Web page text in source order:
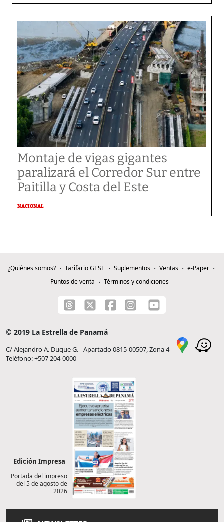
Montaje de vigas gigantes
paralizará el Corredor Sur entre
Paitilla y Costa del Este
NACIONAL
¿Quiénes somos? Tarifario GESE Suplementos Ventas
e-Paper
Puntos de venta
Términos y condiciones
© 2019 La Estrella de Panamá
C/ Alejandro A. Duque G. - Apartado 0815-00507, Zona 4
Teléfono: +507 204-0000
Edición Impresa
Portada del impreso
del 5 de agosto de
2026